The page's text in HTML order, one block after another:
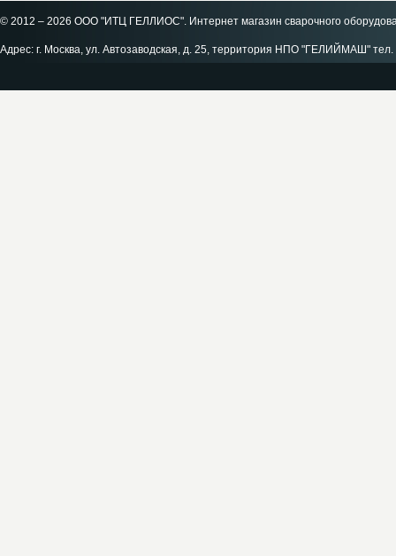
© 2012 – 2026 ООО "ИТЦ ГЕЛЛИОС". Интернет магазин сварочного
Адрес: г. Москва, ул. Автозаводская, д. 25, территория НПО "ГЕЛИЙМАШ"